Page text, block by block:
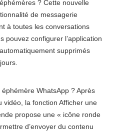
? Cette nouvelle
de messagerie
à toutes les conversations
pouvez configurer l’application
supprimés
WhatsApp ? Après
vidéo, la fonction Afficher une
propose une « icône ronde
d’envoyer du contenu